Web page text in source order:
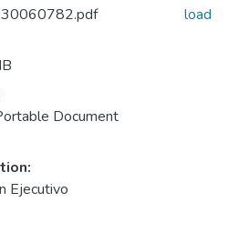
Document
Ejecutivo
load